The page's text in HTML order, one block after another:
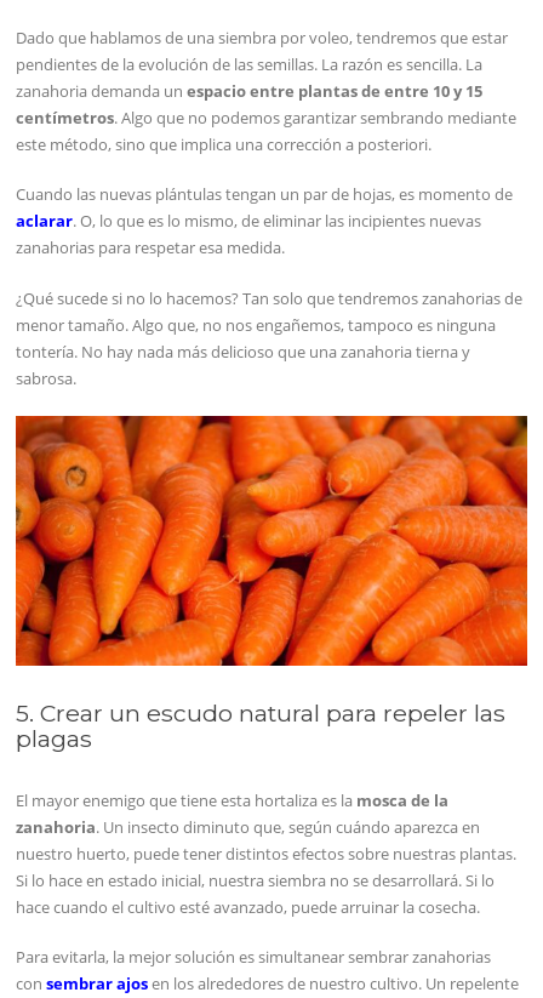
Dado que hablamos de una siembra por voleo, tendremos que estar
pendientes de la evolución de las semillas. La razón es sencilla. La
zanahoria demanda unespacio entre plantas de entre 10 y 15
centímetros. Algo que no podemos garantizar sembrando mediante
este método, sino que implica una corrección a posteriori.
Cuando las nuevas plántulas tengan un par de hojas, es momento de
aclarar. O, lo que es lo mismo, de eliminar las incipientes nuevas
zanahorias para respetar esa medida.
¿Qué sucede si no lo hacemos? Tan solo que tendremos zanahorias de
menor tamaño. Algo que, no nos engañemos, tampoco es ninguna
tontería. No hay nada más delicioso que una zanahoria tierna y
sabrosa.
5. Crear un escudo natural para repeler las
plagas
El mayor enemigo que tiene esta hortaliza es la mosca de la
zanahoria. Un insecto diminuto que, según cuándo aparezca en
nuestro huerto, puede tener distintos efectos sobre nuestras plantas.
Si lo hace en estado inicial, nuestra siembra no se desarrollará. Si lo
hace cuando el cultivo esté avanzado, puede arruinar la cosecha.
Para evitarla, la mejor solución es simultanear sembrar zanahorias
consembrar ajosen los alrededores de nuestro cultivo. Un repelente